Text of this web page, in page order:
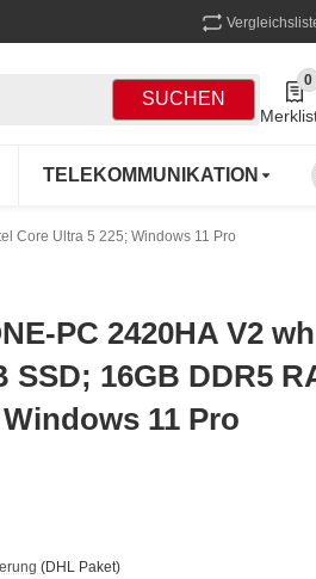
SUCHEN
0
0
TELEKOMMUNIKATION
Core Ultra 5 225; Windows 11 Pro
PC 2420HA V2 wh
SSD; 16GB DDR5
11 Pro
(DHL Paket)